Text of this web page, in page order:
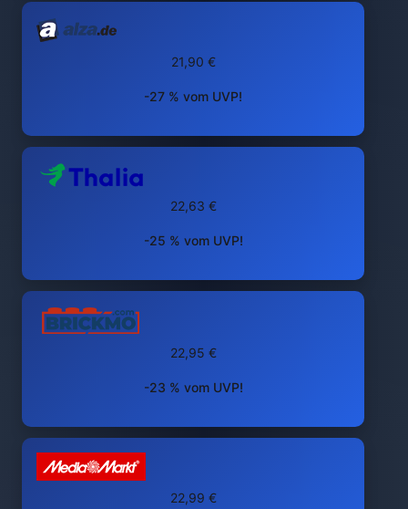
21,90 €
-27 % vom UVP!
22,63 €
-25 % vom UVP!
22,95 €
-23 % vom UVP!
22,99 €